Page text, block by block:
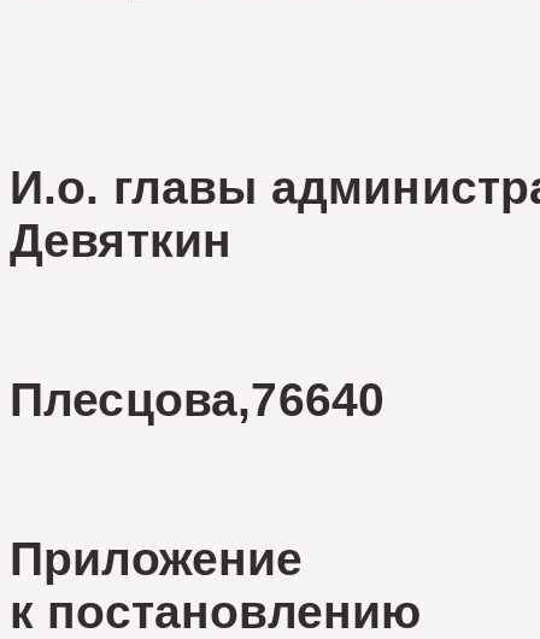
И.о. главы
Девяткин
Плесцова,76640
Приложение
к постановлению